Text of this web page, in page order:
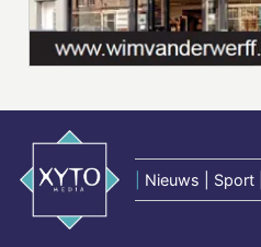
Nieuws | Sport